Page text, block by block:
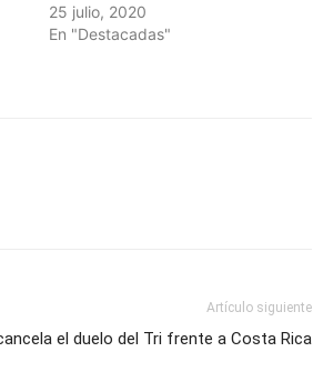
25 julio, 2020
En "Destacadas"
Artículo siguiente
el duelo del Tri frente a Costa Rica